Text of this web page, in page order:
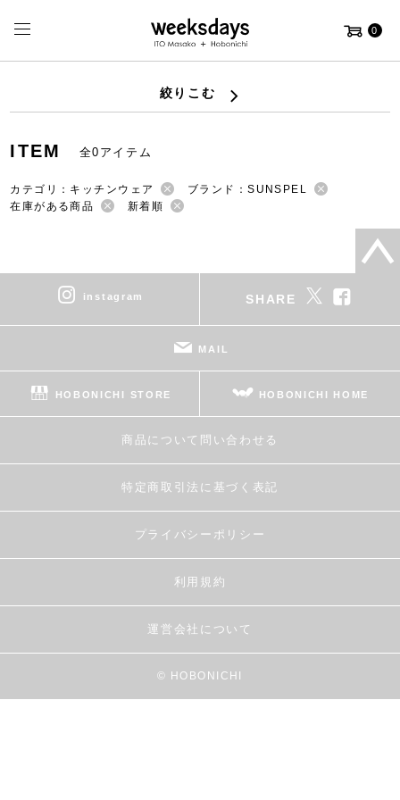
0
絞りこむ
ITEM 全0アイテム
カテゴリ：キッチンウェア
ブランド：SUNSPEL
在庫がある商品
新着順
instagram SHARE
MAIL
HOBONICHI STORE HOBONICHI HOME
商品について問い合わせる
特定商取引法に基づく表記
プライバシーポリシー
利用規約
運営会社について
© HOBONICHI